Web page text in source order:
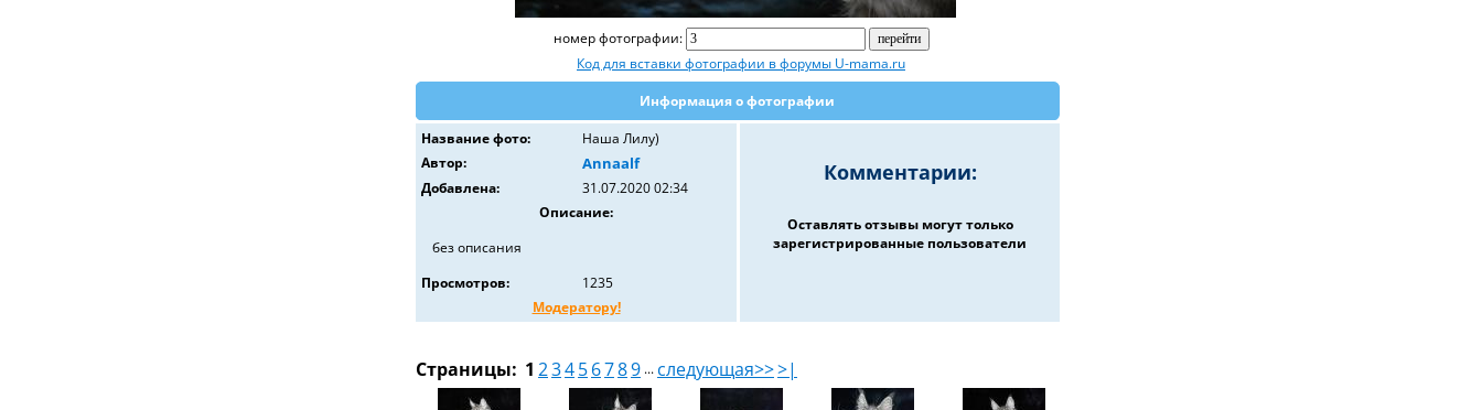
номер фотографии:
Код для вставки фотографии в форумы U-mama.ru
Информация о фотографии
Название фото:
Наша Лилу)
Автор:
Annaalf
Добавлена:
31.07.2020 02:34
Описание:
без описания
Просмотров:
1235
Модератору!
Комментарии:
Оставлять отзывы могут только
зарегистрированные пользователи
Страницы: 1 23456789 ... следующая>>>|